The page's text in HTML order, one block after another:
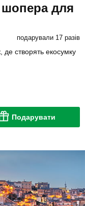
шопера для
подарували 17 разів
де створять екосумку
Подарувати